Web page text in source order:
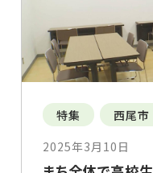
特集
西尾市
2025年3月10日